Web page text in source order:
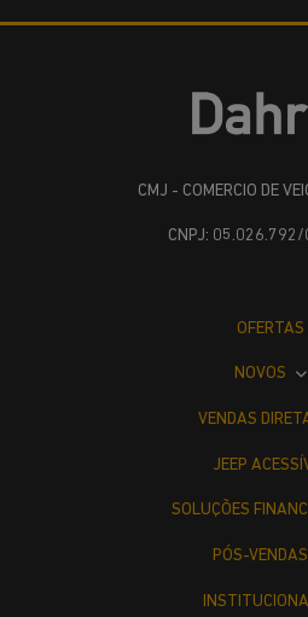
CMJ - COMERCIO DE
CNPJ:
OFERTAS
NOVOS
VENDAS
JEEP
SOLUÇÕES
PÓS-VENDAS